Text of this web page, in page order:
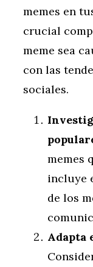
memes en
crucial
meme sea
con las
sociales.
memes
incluye
de los
Adapta